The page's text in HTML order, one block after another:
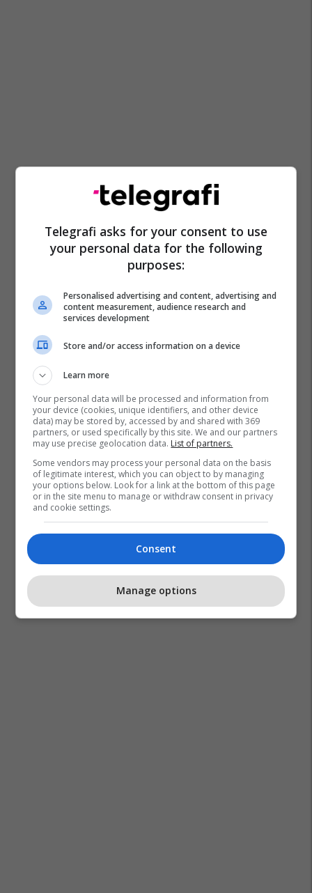
Telegrafi asks for your consent to use
your personal data for the following
purposes:
Personalised advertising and content, advertising and
content measurement, audience research and
services development
Store and/or access information on a device
Learn more
Your personal data will be processed and information from
your device (cookies, unique identifiers, and other device
data) may be stored by, accessed by and shared with 369
partners, or used specifically by this site. We and our partners
may use precise geolocation data. List of partners.
Some vendors may process your personal data on the basis
of legitimate interest, which you can object to by managing
your options below. Look for a link at the bottom of this page
or in the site menu to manage or withdraw consent in privacy
and cookie settings.
Consent
Manage options